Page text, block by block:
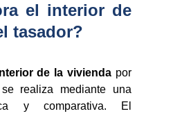
el interior de
tasador?
de la vivienda por
realiza mediante una
y comparativa. El